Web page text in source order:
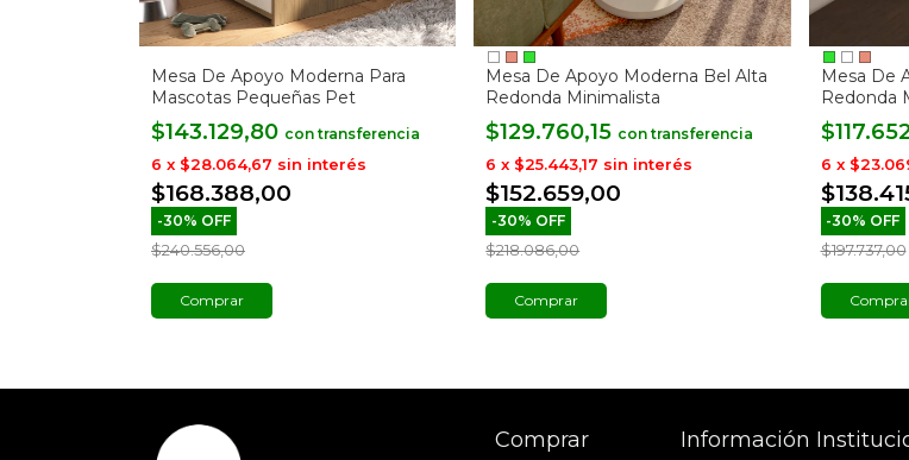
Mesa De Apoyo Moderna Para
Mascotas Pequeñas Pet
$143.129,80 con
$168.388,00
-30% OFF
$240.556,00
6 x $28.064,67 sin interés
Mesa De Apoyo Moderna Bel Alta
Redonda Minimalista
$129.760,15 con
$152.659,00
-30% OFF
$218.086,00
6 x $25.443,17 sin interés
Comprar
Mesa De
Redonda
-30% OFF
$197.737,00
6 x
Comprar Información